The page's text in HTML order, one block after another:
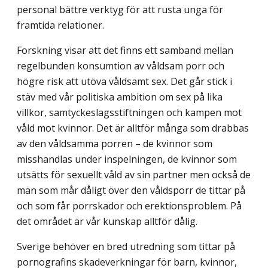
personal bättre verktyg för att rusta unga för
framtida relationer.
Forskning visar att det finns ett samband mellan
regelbunden konsumtion av våldsam porr och
högre risk att utöva våldsamt sex. Det går stick i
stäv med vår politiska ambition om sex på lika
villkor, samtyckeslagsstiftningen och kampen mot
våld mot kvinnor. Det är alltför många som drabbas
av den våldsamma porren – de kvinnor som
misshandlas under inspelningen, de kvinnor som
utsätts för sexuellt våld av sin partner men också de
män som mår dåligt över den våldsporr de tittar på
och som får porrskador och erektionsproblem. På
det området är vår kunskap alltför dålig.
Sverige behöver en bred utredning som tittar på
pornografins skadeverkningar för barn, kvinnor,